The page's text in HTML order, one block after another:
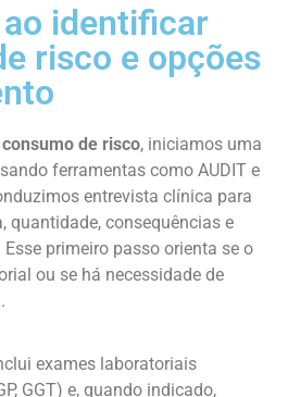
identificar
risco e opções
consumo de risco, iniciamos uma
ferramentas como AUDIT e
entrevista clínica para
quantidade, consequências e
primeiro passo orienta se o
ou se há necessidade de
.
exames laboratoriais
GGT) e, quando indicado,